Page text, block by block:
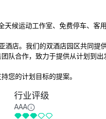
候运动工作室、免费停车、
店。我们的双酒店园区共同
队合作，致力于提供从计划到出
您的计划目标的提案。
行业评级
AAA